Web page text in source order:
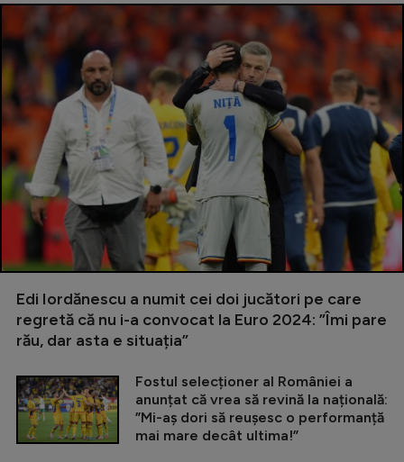
Edi Iordănescu a numit cei doi jucători pe care
regretă că nu i-a convocat la Euro 2024: ”Îmi pare
rău, dar asta e situația”
Fostul selecționer al României a
anunțat că vrea să revină la națională:
”Mi-aș dori să reușesc o performanță
mai mare decât ultima!”